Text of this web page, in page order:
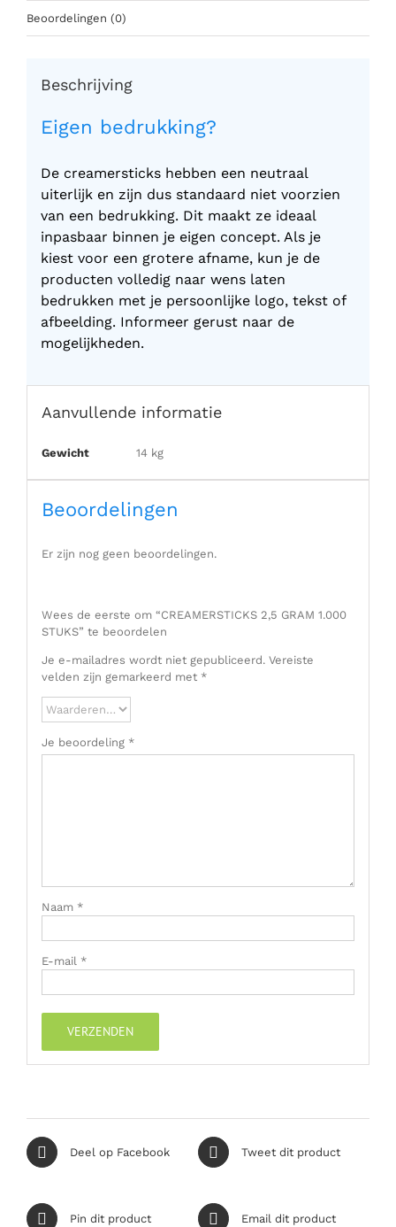
Beoordelingen (0)
Beschrijving
Eigen bedrukking?
De creamersticks hebben een neutraal
uiterlijk en zijn dus standaard niet voorzien
van een bedrukking. Dit maakt ze ideaal
inpasbaar binnen je eigen concept. Als je
kiest voor een grotere afname, kun je de
producten volledig naar wens laten
bedrukken met je persoonlijke logo, tekst of
afbeelding. Informeer gerust naar de
mogelijkheden.
Aanvullende informatie
Gewicht 14 kg
Beoordelingen
Er zijn nog geen beoordelingen.
Wees de eerste om “CREAMERSTICKS 2,5 GRAM 1.000
STUKS” te beoordelen
Je e-mailadres wordt niet gepubliceerd. Vereiste
velden zijn gemarkeerd met *
Je beoordeling *
Naam *
E-mail *
Deel op Facebook Tweet dit product
Pin dit product Email dit product